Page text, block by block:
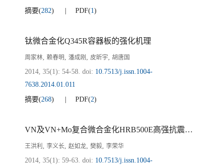
摘要(282) PDF(1)
钛微合金化Q345R容器板的强化机理
周家林, 赖春明, 潘成刚 , 皮昕宇, 胡唐国
2014, 35(1): 54-58. doi: 10.7513/j.issn.1004-
7638.2014.01.011
摘要(268) PDF(2)
VN及VN+Mo复合微合金化HRB500E高强抗震钢筋生产实践
王洪利 , 李义长, 赵如龙, 樊毅, 李荣华
2014, 35(1): 59-63. doi: 10.7513/j.issn.1004-